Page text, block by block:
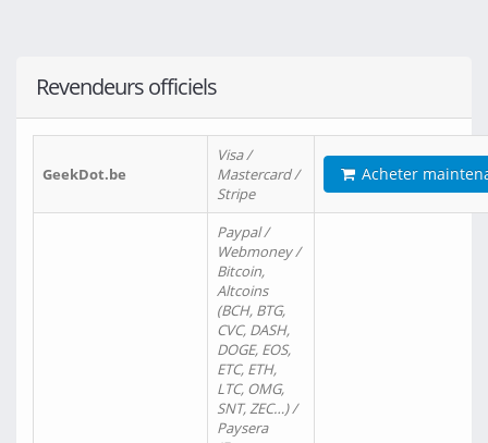
Revendeurs officiels
GeekDot.be
Visa /
Mastercard /
Stripe
Acheter
Paypal /
Webmoney /
Bitcoin,
Altcoins
(BCH, BTG,
CVC, DASH,
DOGE, EOS,
ETC, ETH,
LTC, OMG,
SNT, ZEC…) /
Paysera